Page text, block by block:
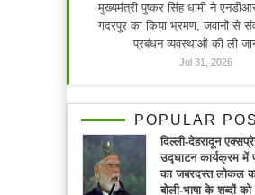
मुख्यमंत्री पुष्कर सिंह धामी ने
गदरपुर का किया भ्रमण, जवानों से
प्रबंधन व्यवस्थाओं की ली
Jul 31, 2026
POPULAR
दिल्ली-देहरादून
उद्घाटन कार्यक्रम में
का जबरदस्त लोकल
बोली-भाषा के शब्दों